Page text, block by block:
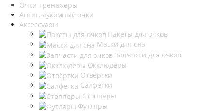
Очки-тренажеры
Антиглаукомные очки
Аксессуары
Пакеты для очков
Маски для сна
Запчасти для очков
Окклюдеры
Отвёртки
Салфетки
Стопперы
Футляры